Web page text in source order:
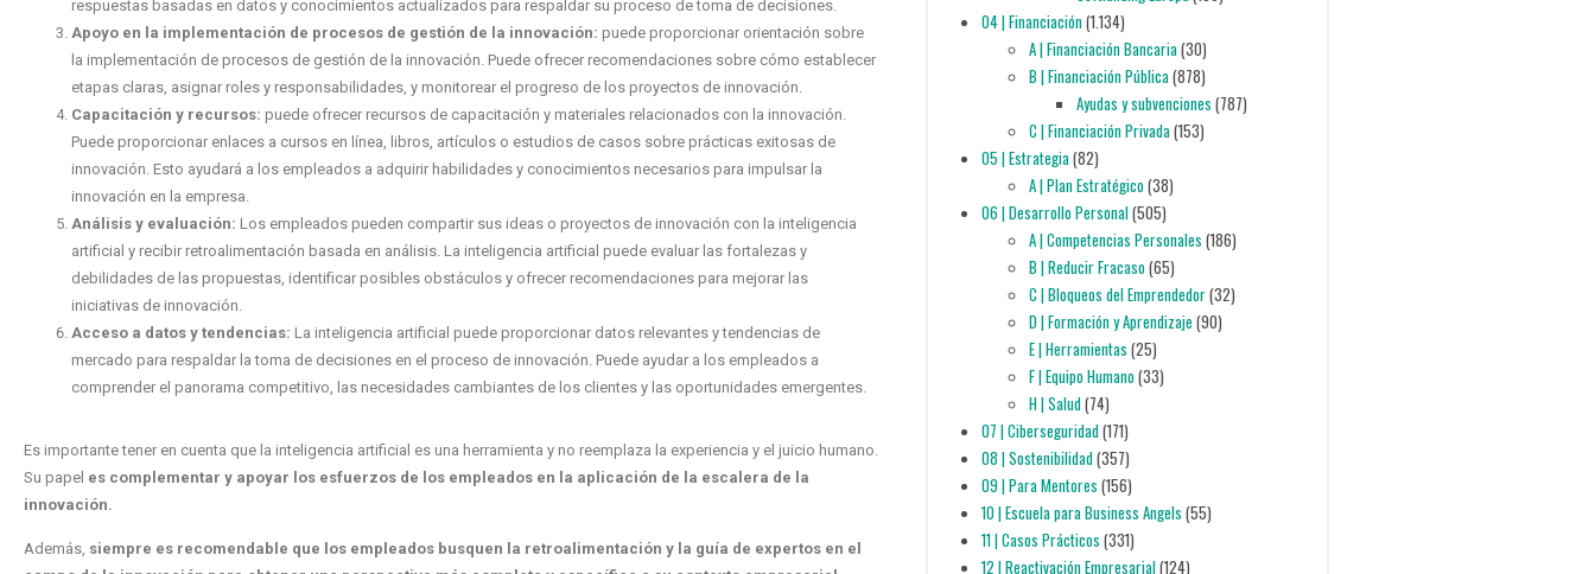
respuestas basadas en datos y conocimientos actualizados para respaldar su proceso de toma de decisiones.
Apoyo en la implementación de procesos de gestión de la innovación: puede proporcionar orientación sobre
la implementación de procesos de gestión de la innovación. Puede ofrecer recomendaciones sobre cómo establecer
etapas claras, asignar roles y responsabilidades, y monitorear el progreso de los proyectos de innovación.
Capacitación y recursos: puede ofrecer recursos de capacitación y materiales relacionados con la innovación.
Puede proporcionar enlaces a cursos en línea, libros, artículos o estudios de casos sobre prácticas exitosas de
innovación. Esto ayudará a los empleados a adquirir habilidades y conocimientos necesarios para impulsar la
innovación en la empresa.
Análisis y evaluación: Los empleados pueden compartir sus ideas o proyectos de innovación con la inteligencia
artificial y recibir retroalimentación basada en análisis. La inteligencia artificial puede evaluar las fortalezas y
debilidades de las propuestas, identificar posibles obstáculos y ofrecer recomendaciones para mejorar las
iniciativas de innovación.
Acceso a datos y tendencias: La inteligencia artificial puede proporcionar datos relevantes y tendencias de
mercado para respaldar la toma de decisiones en el proceso de innovación. Puede ayudar a los empleados a
comprender el panorama competitivo, las necesidades cambiantes de los clientes y las oportunidades emergentes.
Es importante tener en cuenta que la inteligencia artificial es una herramienta y no reemplaza la experiencia y el juicio humano.
Su papel es complementar y apoyar los esfuerzos de los empleados en la aplicación de la escalera de la
innovación.
Además, siempre es recomendable que los empleados busquen la retroalimentación y la guía de expertos en el
04 | Financiación(1.134)
A | Financiación Bancaria(30)
B | Financiación Pública(878)
Ayudas y subvenciones (787)
C | Financiación Privada(153)
05 | Estrategia(82)
A | Plan Estratégico(38)
06 | Desarrollo Personal(505)
A | Competencias Personales (186)
B | Reducir Fracaso(65)
C | Bloqueos del Emprendedor(32)
D | Formación y Aprendizaje (90)
E | Herramientas (25)
F | Equipo Humano(33)
H | Salud(74)
07 | Ciberseguridad(171)
08 | Sostenibilidad(357)
09 | Para Mentores (156)
10 | Escuela para Business Angels (55)
11 | Casos Prácticos (331)
12 | Reactivación Empresarial(124)